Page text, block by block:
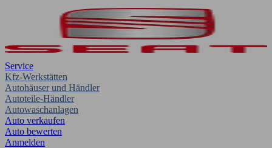
Service
Kfz-Werkstätten
Autohäuser und Händler
Autoteile-Händler
Autowaschanlagen
Auto verkaufen
Auto bewerten
Anmelden